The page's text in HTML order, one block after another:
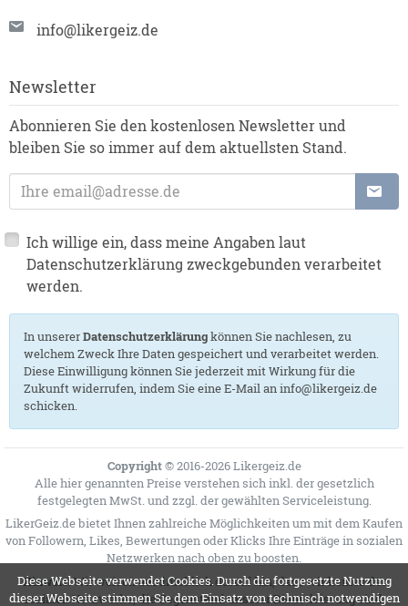
Diese Webseite verwendet Cookies. Durch die fortgesetzte Nutzung
dieser Webseite stimmen Sie dem Einsatz von technisch notwendigen
info@likergeiz.de
Newsletter
Abonnieren Sie den kostenlosen Newsletter und
bleiben Sie so immer auf dem aktuellsten Stand.
E-Mail-Adresse:
Ich willige ein, dass meine Angaben laut
Datenschutzerklärung zweckgebunden verarbeitet
werden.
In unsererDatenschutzerklärungkönnen Sie nachlesen, zu
welchem Zweck Ihre Daten gespeichert und verarbeitet werden.
Diese Einwilligung können Sie jederzeit mit Wirkung für die
Zukunft widerrufen, indem Sie eine E-Mail an info@likergeiz.de
schicken.
Copyright© 2016-2026 Likergeiz.de
Alle hier genannten Preise verstehen sich inkl. der gesetzlich
festgelegten MwSt. und zzgl. der gewählten Serviceleistung.
LikerGeiz.de bietet Ihnen zahlreiche Möglichkeiten um mit dem Kaufen
von Followern, Likes, Bewertungen oder Klicks Ihre Einträge in sozialen
Netzwerken nach oben zu boosten.
Hinweis:Wir weisen ausdrücklich darauf hin, dass wir keines der
sozialen Netzwerke, die Gegenstand unserer Dienstleistung sind,